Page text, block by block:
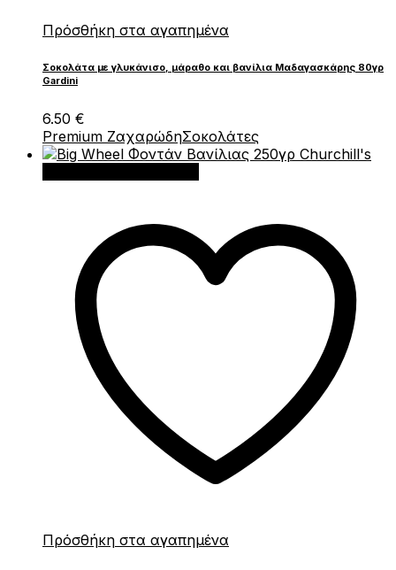
Πρόσθήκη στα αγαπημένα
Σοκολάτα με γλυκάνισο, μάραθο και βανίλια Μαδαγασκάρης 80γρ
Gardini
6.50 €
Premium ΖαχαρώδηΣοκολάτες
Πρόσθήκη στα αγαπημένα